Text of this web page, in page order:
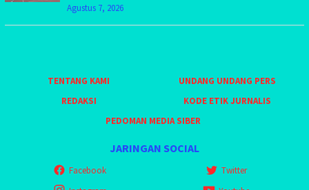
Agustus 7, 2026
TENTANG KAMI
UNDANG UNDANG PERS
REDAKSI
KODE ETIK JURNALIS
PEDOMAN MEDIA SIBER
JARINGAN SOCIAL
Facebook
Twitter